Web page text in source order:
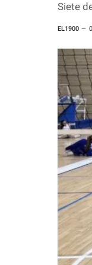
Siete
EL1900